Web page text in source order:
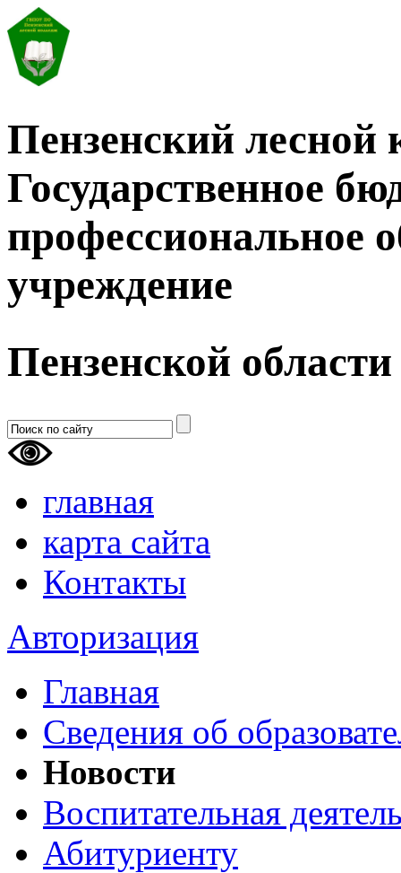
Пензенский лесной
Государственное
профессиональное
учреждение
Пензенской области
главная
карта сайта
Контакты
Авторизация
Главная
Сведения об
Новости
Воспитательная
Абитуриенту